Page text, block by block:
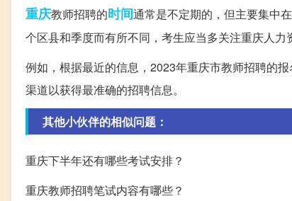
重庆教师招聘的时间通常是不定期的，但主要集中
个区县和季度而有所不同，考生应当多关注重庆人力
例如，根据最近的信息，2023年重庆市教师招聘的
渠道以获得最准确的招聘信息。
其他小伙伴的相似问题：
重庆下半年还有哪些考试安排？
重庆教师招聘笔试内容有哪些？